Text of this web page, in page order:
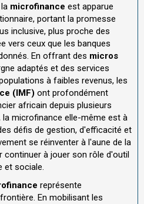
microfinance est apparue
portant la promesse
inclusive, plus proche des
vers ceux que les banques
En offrant des micros
adaptés et des services
à faibles revenus, les
(IMF) ont profondément
africain depuis plusieurs
la microfinance elle-même est à
défis de gestion, d'efficacité et
se réinventer à l'aune de la
continuer à jouer son rôle d'outil
et sociale.
représente
En mobilisant les